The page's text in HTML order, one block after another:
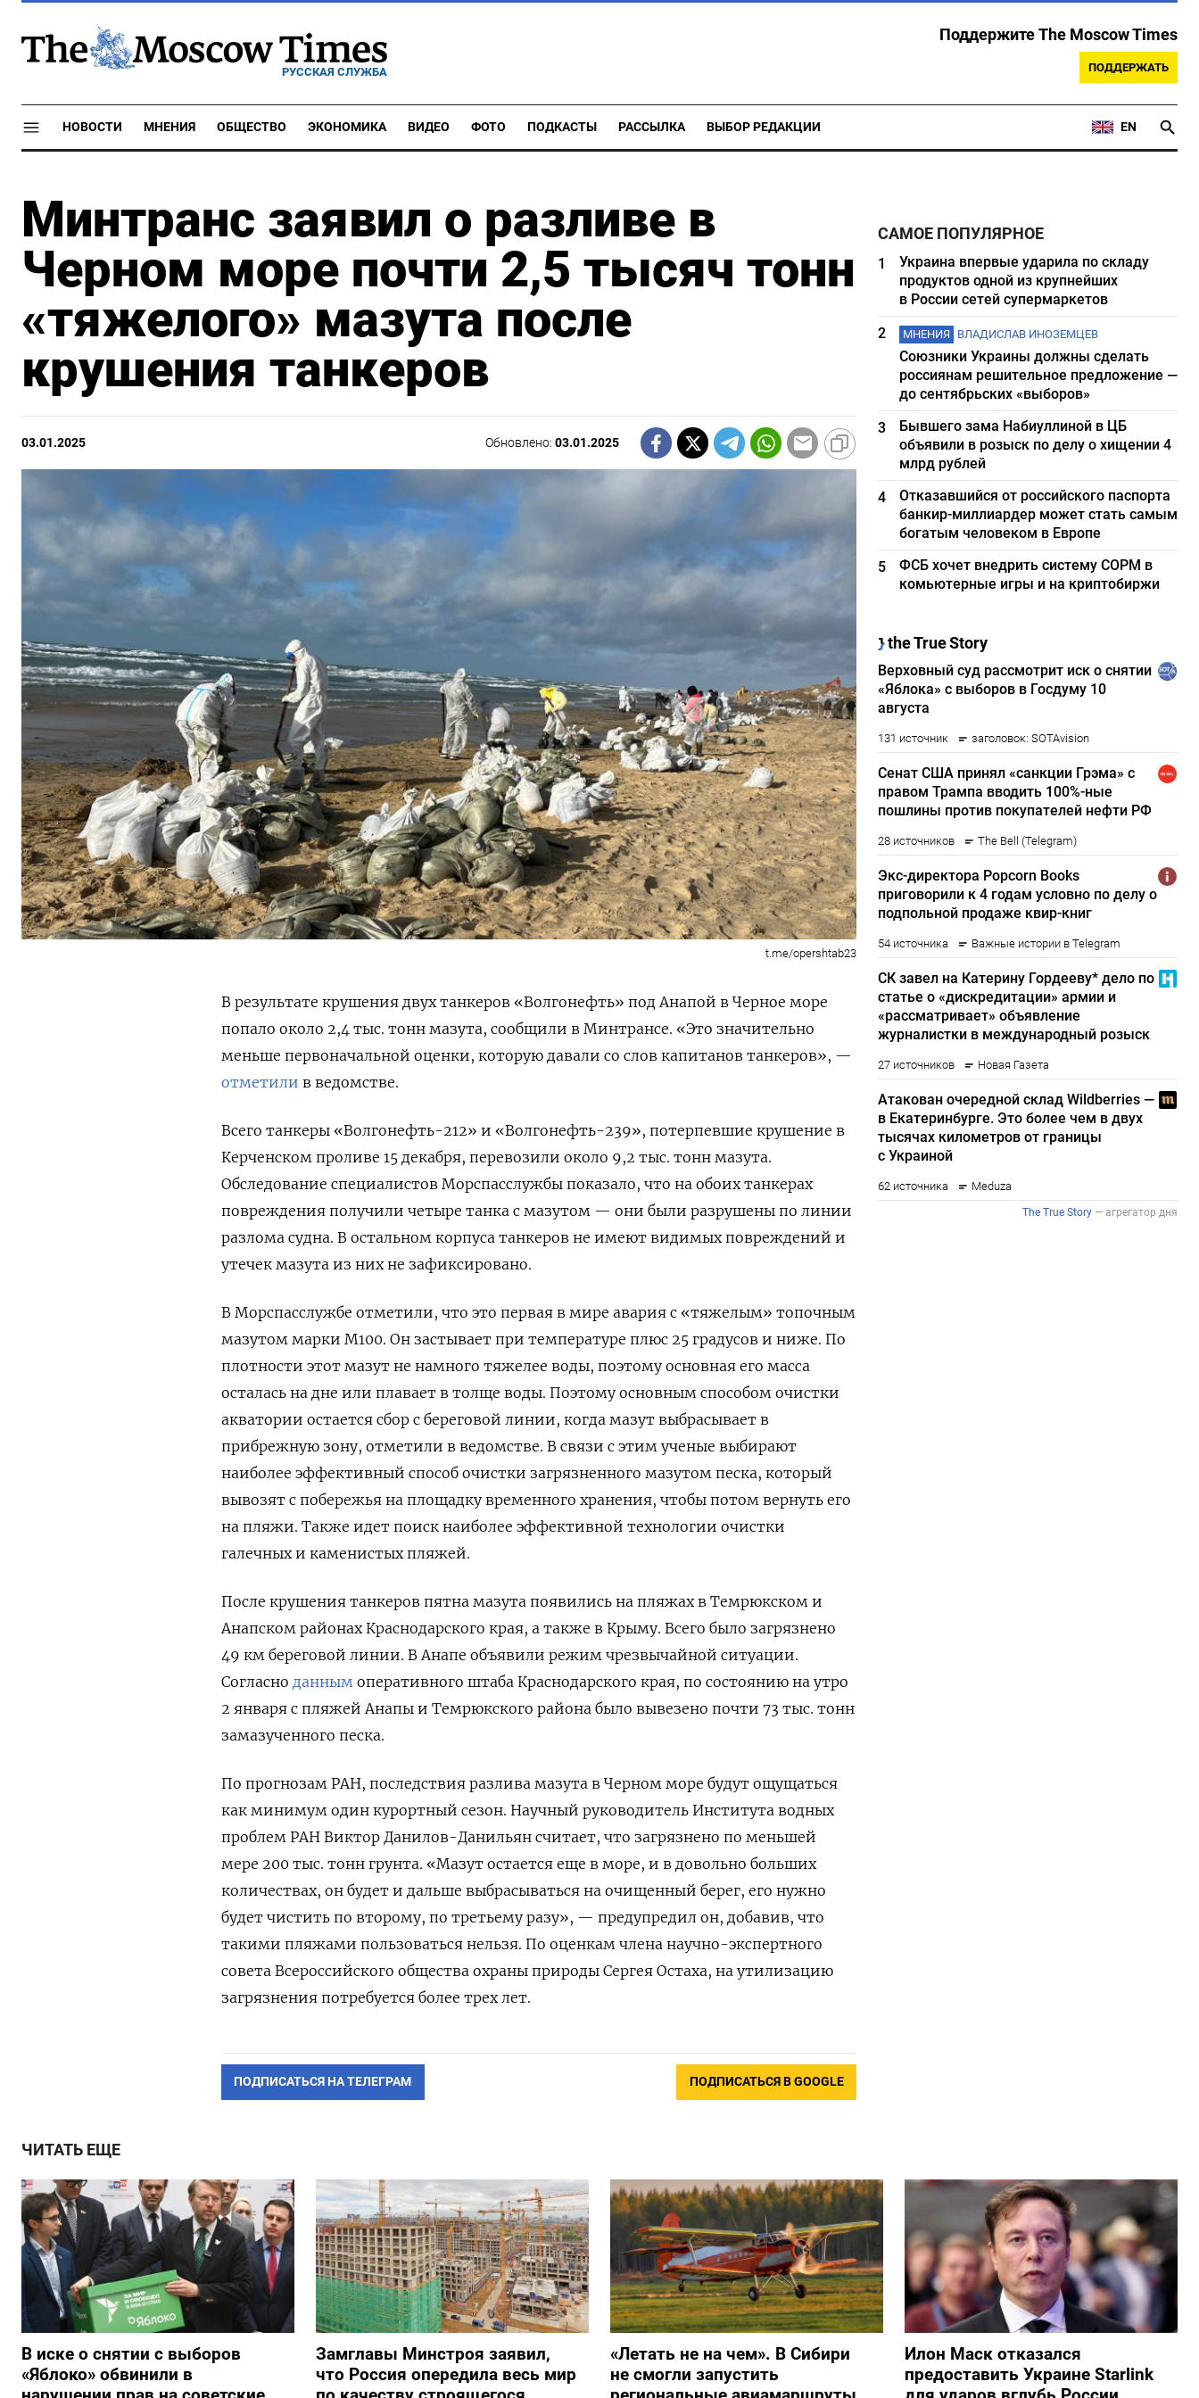
РУССКАЯ СЛУЖБА
Поддержите The Moscow Times
ПОДДЕРЖАТЬ
НОВОСТИ МНЕНИЯ ОБЩЕСТВО ЭКОНОМИКА ВИДЕО ФОТО ПОДКАСТЫ РАССЫЛКА ВЫБОР РЕДАКЦИИ EN
Минтранс заявил о разливе в
Черном море почти 2,5 тысяч тонн
«тяжелого» мазута после
крушения танкеров
03.01.2025 Обновлено:03.01.2025
t.me/opershtab23
В результате крушения двух танкеров «Волгонефть» под Анапой в Черное море
попало около 2,4 тыс. тонн мазута, сообщили в Минтрансе. «Это значительно
меньше первоначальной оценки, которую давали со слов капитанов танкеров», —
отметили в ведомстве.
Всего танкеры «Волгонефть-212» и «Волгонефть-239», потерпевшие крушение в
Керченском проливе 15 декабря, перевозили около 9,2 тыс. тонн мазута.
Обследование специалистов Морспасслужбы показало, что на обоих танкерах
повреждения получили четыре танка с мазутом — они были разрушены по линии
разлома судна. В остальном корпуса танкеров не имеют видимых повреждений и
утечек мазута из них не зафиксировано.
В Морспасслужбе отметили, что это первая в мире авария с «тяжелым» топочным
мазутом марки М100. Он застывает при температуре плюс 25 градусов и ниже. По
плотности этот мазут не намного тяжелее воды, поэтому основная его масса
осталась на дне или плавает в толще воды. Поэтому основным способом очистки
акватории остается сбор с береговой линии, когда мазут выбрасывает в
прибрежную зону, отметили в ведомстве. В связи с этим ученые выбирают
наиболее эффективный способ очистки загрязненного мазутом песка, который
вывозят с побережья на площадку временного хранения, чтобы потом вернуть его
на пляжи. Также идет поиск наиболее эффективной технологии очистки
галечных и каменистых пляжей.
После крушения танкеров пятна мазута появились на пляжах в Темрюкском и
Анапском районах Краснодарского края, а также в Крыму. Всего было загрязнено
49 км береговой линии. В Анапе объявили режим чрезвычайной ситуации.
Согласно данным оперативного штаба Краснодарского края, по состоянию на утро
2 января с пляжей Анапы и Темрюкского района было вывезено почти 73 тыс. тонн
замазученного песка.
По прогнозам РАН, последствия разлива мазута в Черном море будут ощущаться
как минимум один курортный сезон. Научный руководитель Института водных
проблем РАН Виктор Данилов-Данильян считает, что загрязнено по меньшей
мере 200 тыс. тонн грунта. «Мазут остается еще в море, и в довольно больших
количествах, он будет и дальше выбрасываться на очищенный берег, его нужно
будет чистить по второму, по третьему разу», — предупредил он, добавив, что
такими пляжами пользоваться нельзя. По оценкам члена научно-экспертного
совета Всероссийского общества охраны природы Сергея Остаха, на утилизацию
загрязнения потребуется более трех лет.
ПОДПИСАТЬСЯ НА ТЕЛЕГРАМ ПОДПИСАТЬСЯ В GOOGLE
САМОЕ ПОПУЛЯРНОЕ
1
Украина впервые ударила по складу
продуктов одной из крупнейших
в России сетей супермаркетов
2
МНЕНИЯ ВЛАДИСЛАВ ИНОЗЕМЦЕВ
Союзники Украины должны сделать
россиянам решительное предложение —
до сентябрьских «выборов»
3
Бывшего зама Набиуллиной в ЦБ
объявили в розыск по делу о хищении 4
млрд рублей
4
Отказавшийся от российского паспорта
банкир-миллиардер может стать самым
богатым человеком в Европе
5
ФСБ хочет внедрить систему СОРМ в
комьютерные игры и на криптобиржи
ЧИТАТЬ ЕЩЕ
В иске о снятии с выборов
«Яблоко» обвинили в
Замглавы Минстроя заявил,
что Россия опередила весь мир
«Летать не на чем». В Сибири
не смогли запустить
Илон Маск отказался
предоставить Украине Starlink